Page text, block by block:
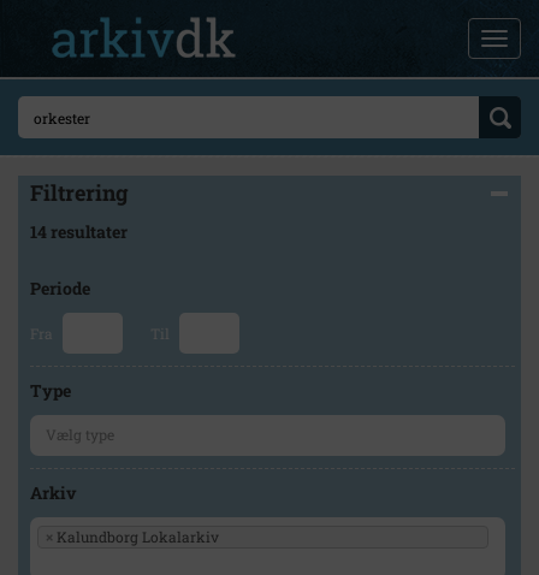
Filtrering
14 resultater
Periode
Fra Til
Type
Arkiv
× Kalundborg Lokalarkiv